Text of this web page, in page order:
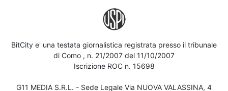
BitCity e' una testata giornalistica registrata presso il tribunale
di Como , n. 21/2007 del 11/10/2007
Iscrizione ROC n. 15698
G11 MEDIA S.R.L. - Sede Legale Via NUOVA VALASSINA, 4